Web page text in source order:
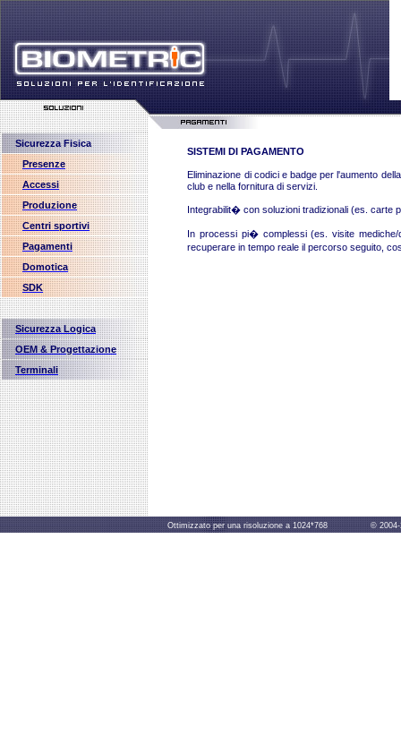
Sicurezza Fisica
Presenze
Accessi
Produzione
Centri sportivi
Pagamenti
Domotica
SDK
Sicurezza Logica
OEM & Progettazione
Terminali
SISTEMI DI PAGAMENTO
Eliminazione di codici e badge per l'aumento
club e nella fornitura di servizi.
Integrabilit� con soluzioni tradizionali (es. carte
In processi pi� complessi (es. visite
recuperare in tempo reale il percorso seguito,
Ottimizzato per una risoluzione a 1024*768 © 2004-